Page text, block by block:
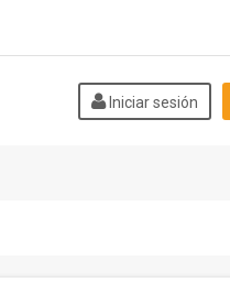
Iniciar sesión